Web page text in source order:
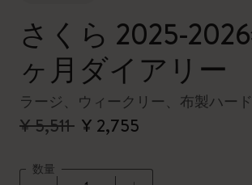
さくら 2025-
ヶ月ダイアリー
ラージ、ウィークリー、布製ハー
¥ 5,511 ¥ 2,755
数量